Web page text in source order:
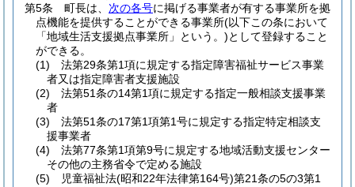
第5条
町長は、 次の各号に掲げる事業者が有する事業所を拠
点機能を提供することができる事業所(以下この条において
「地域生活支援拠点事業所」という。)として登録すること
ができる。
(1)
法第29条第1項に規定する指定障害福祉サービス事業
者又は指定障害者支援施設
(2)
法第51条の14第1項に規定する指定一般相談支援事業
者
(3)
法第51条の17第1項第1号に規定する指定特定相談支
援事業者
(4)
法第77条第1項第9号に規定する地域活動支援センター
その他の主務省令で定める施設
(5)
児童福祉法(昭和22年法律第164号)第21条の5の3第1